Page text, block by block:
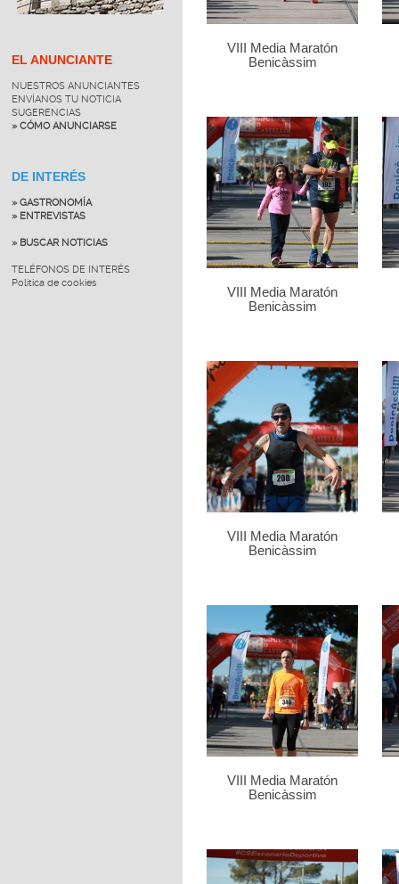
EL ANUNCIANTE
NUESTROS ANUNCIANTES
ENVÍANOS TU NOTICIA
SUGERENCIAS
» CÓMO ANUNCIARSE
DE INTERÉS
» GASTRONOMÍA
» ENTREVISTAS
» BUSCAR NOTICIAS
TELÉFONOS DE INTERÉS
Política de cookies
VIII Media Maratón
Benicàssim
VIII Media Maratón
Benicàssim
VIII Media Maratón
Benicàssim
VIII Media Maratón
Benicàssim